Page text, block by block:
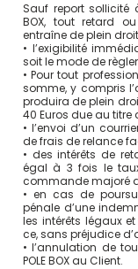
Sauf report sollicité
BOX, tout retard
entraîne de plein
• l’exigibilité
soit le mode de
• Pour tout
somme, y compris
produira de plein
40 Euros due au titre
• l’envoi d’un
de frais de relance
• des intérêts de
égal à 3 fois le
commande majoré
• en cas de
pénale d’une
les intérêts légaux
ce, sans préjudice
• l’annulation de
POLE BOX au Client.